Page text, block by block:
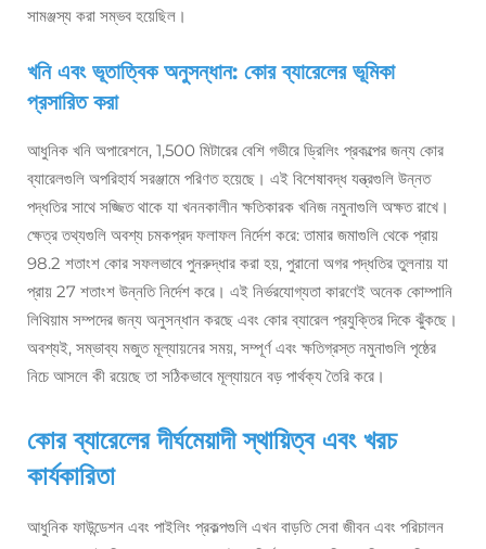
সামঞ্জস্য করা সম্ভব হয়েছিল।
খনি এবং ভূতাত্বিক অনুসন্ধান: কোর ব্যারেলের ভূমিকা
প্রসারিত করা
আধুনিক খনি অপারেশনে, 1,500 মিটারের বেশি গভীরে ড্রিলিং প্রকল্পের জন্য কোর
ব্যারেলগুলি অপরিহার্য সরঞ্জামে পরিণত হয়েছে। এই বিশেষাবদ্ধ যন্ত্রগুলি উন্নত
পদ্ধতির সাথে সজ্জিত থাকে যা খননকালীন ক্ষতিকারক খনিজ নমুনাগুলি অক্ষত রাখে।
ক্ষেত্র তথ্যগুলি অবশ্য চমকপ্রদ ফলাফল নির্দেশ করে: তামার জমাগুলি থেকে প্রায়
98.2 শতাংশ কোর সফলভাবে পুনরুদ্ধার করা হয়, পুরানো অগর পদ্ধতির তুলনায় যা
প্রায় 27 শতাংশ উন্নতি নির্দেশ করে। এই নির্ভরযোগ্যতা কারণেই অনেক কোম্পানি
লিথিয়াম সম্পদের জন্য অনুসন্ধান করছে এবং কোর ব্যারেল প্রযুক্তির দিকে ঝুঁকছে।
অবশ্যই, সম্ভাব্য মজুত মূল্যায়নের সময়, সম্পূর্ণ এবং ক্ষতিগ্রস্ত নমুনাগুলি পৃষ্ঠের
নিচে আসলে কী রয়েছে তা সঠিকভাবে মূল্যায়নে বড় পার্থক্য তৈরি করে।
কোর ব্যারেলের দীর্ঘমেয়াদী স্থায়িত্ব এবং খরচ
কার্যকারিতা
আধুনিক ফাউন্ডেশন এবং পাইলিং প্রকল্পগুলি এখন বাড়তি সেবা জীবন এবং পরিচালন